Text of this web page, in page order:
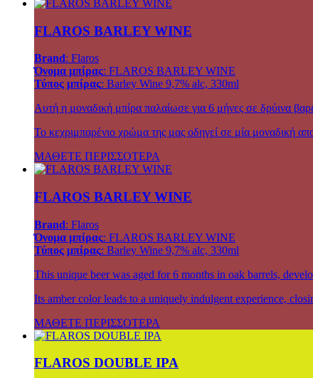
FLAROS BARLEY WINE
Brand: Flaros
Όνομα μπίρας: FLAROS BARLEY WINE
Τύπος μπίρας: Barley Wine 9,7% alc, 330ml
Αυτή η μοναδική μπίρα παλαίωσε για 6 μήνες σε δρύινα
Το κεχριμπαρένιο χρώμα της μας οδηγεί σε μία μοναδική
ΜΑΘΕΤΕ ΠΕΡΙΣΣΟΤΕΡΑ
FLAROS BARLEY WINE
Brand: Flaros
Όνομα μπίρας: FLAROS BARLEY WINE
Τύπος μπίρας: Barley Wine 9,7% alc, 330ml
This unique beer was aged for 6 months in oak barrels,
Its amber color leads to a uniquely indulgent experience,
ΜΑΘΕΤΕ ΠΕΡΙΣΣΟΤΕΡΑ
FLAROS DOUBLE IPA